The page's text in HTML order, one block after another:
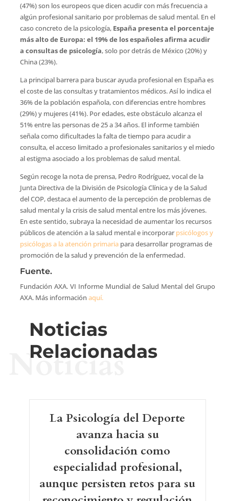
(47%) son los europeos que dicen acudir con más frecuencia a
algún profesional sanitario por problemas de salud mental. En el
caso concreto de la psicología, España presenta el porcentaje
más alto de Europa: el 19% de los españoles afirma acudir
a consultas de psicología, solo por detrás de México (20%) y
China (23%).
La principal barrera para buscar ayuda profesional en España es
el coste de las consultas y tratamientos médicos. Así lo indica el
36% de la población española, con diferencias entre hombres
(29%) y mujeres (41%). Por edades, este obstáculo alcanza el
51% entre las personas de 25 a 34 años. El informe también
señala como dificultades la falta de tiempo para acudir a
consulta, el acceso limitado a profesionales sanitarios y el miedo
al estigma asociado a los problemas de salud mental.
Según recoge la nota de prensa, Pedro Rodríguez, vocal de la
Junta Directiva de la División de Psicología Clínica y de la Salud
del COP, destaca el aumento de la percepción de problemas de
salud mental y la crisis de salud mental entre los más jóvenes.
En este sentido, subraya la necesidad de aumentar los recursos
públicos de atención a la salud mental e incorporarpsicólogos y
psicólogas a la atención primaria para desarrollar programas de
promoción de la salud y prevención de la enfermedad.
Fuente.
Fundación AXA. VI Informe Mundial de Salud Mental del Grupo
AXA. Más información aquí.
Noticias
Relacionadas
Noticias
La Psicología del Deporte
avanza hacia su
consolidación como
especialidad profesional,
aunque persisten retos para su